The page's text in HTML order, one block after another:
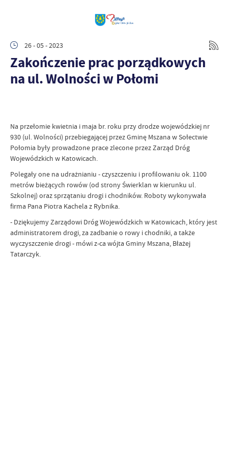
26 - 05 - 2023
Zakończenie prac porządkowych
na ul. Wolności w Połomi
Na przełomie kwietnia i maja br. roku przy drodze wojewódzkiej nr
930 (ul. Wolności) przebiegającej przez Gminę Mszana w Sołectwie
Połomia były prowadzone prace zlecone przez Zarząd Dróg
Wojewódzkich w Katowicach.
Polegały one na udrażnianiu - czyszczeniu i profilowaniu ok. 1100
metrów bieżących rowów (od strony Świerklan w kierunku ul.
Szkolnej) oraz sprzątaniu drogi i chodników. Roboty wykonywała
firma Pana Piotra Kachela z Rybnika.
- Dziękujemy Zarządowi Dróg Wojewódzkich w Katowicach, który jest
administratorem drogi, za zadbanie o rowy i chodniki, a także
wyczyszczenie drogi - mówi z-ca wójta Gminy Mszana, Błażej
Tatarczyk.